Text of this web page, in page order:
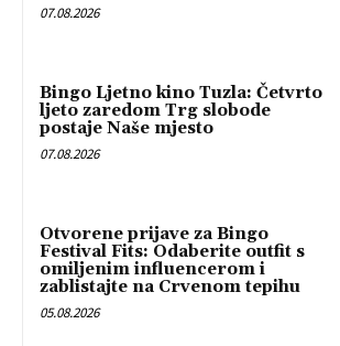
07.08.2026
Bingo Ljetno kino Tuzla: Četvrto
ljeto zaredom Trg slobode
postaje Naše mjesto
07.08.2026
Otvorene prijave za Bingo
Festival Fits: Odaberite outfit s
omiljenim influencerom i
zablistajte na Crvenom tepihu
05.08.2026